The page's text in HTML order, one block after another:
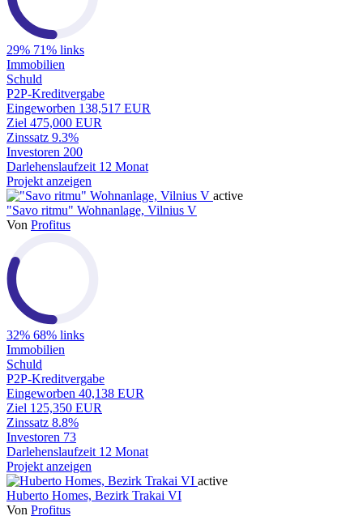
29% 71% links
Immobilien
Schuld
P2P-Kreditvergabe
Eingeworben 138,517 EUR
Ziel 475,000 EUR
Zinssatz 9.3%
Investoren 200
Darlehenslaufzeit 12 Monat
Projekt anzeigen
active
"Savo ritmu" Wohnanlage, Vilnius V
Von Profitus
32% 68% links
Immobilien
Schuld
P2P-Kreditvergabe
Eingeworben 40,138 EUR
Ziel 125,350 EUR
Zinssatz 8.8%
Investoren 73
Darlehenslaufzeit 12 Monat
Projekt anzeigen
active
Huberto Homes, Bezirk Trakai VI
Von Profitus